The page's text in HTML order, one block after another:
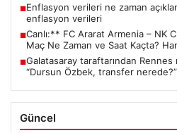
■Enflasyon verileri ne zaman
enflasyon verileri
■Canlı:** FC Ararat Armenia – NK
Maç Ne Zaman ve Saat Kaçta?
■Galatasaray taraftarından
“Dursun Özbek, transfer nerede?”
Güncel